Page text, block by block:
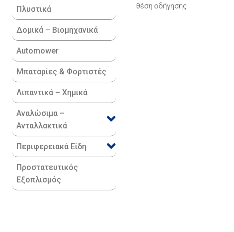
Πλυστικά
Δομικά – Βιομηχανικά
Automower
Μπαταρίες & Φορτιστές
Λιπαντικά – Χημικά
Αναλώσιμα –
Ανταλλακτικά
Περιφερειακά Είδη​
Προστατευτικός
Εξοπλισμός
θέση οδήγησης